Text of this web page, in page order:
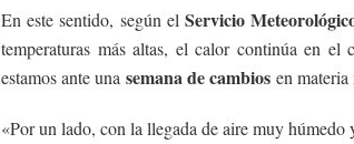
En este sentido, según el Servicio
temperaturas más altas, el calor continúa en
estamos ante una semana de cambios en
«Por un lado, con la llegada de aire muy húmedo